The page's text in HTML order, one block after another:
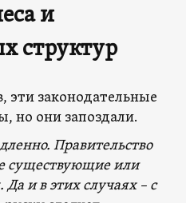
и
структур
законодательные
но они запоздали.
Правительство
существующие или
и в этих случаях – с